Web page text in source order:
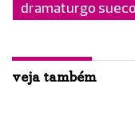
dramaturgo sueco
veja também